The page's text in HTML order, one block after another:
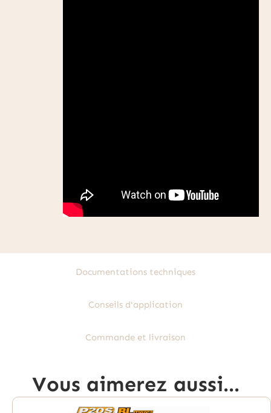
Documentations techniques
Conseils d'application
Commande et livraison
Vous aimerez aussi...